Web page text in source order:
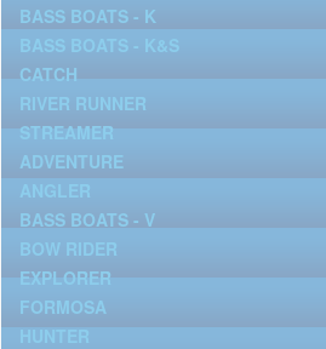
BASS BOATS - K
BASS BOATS - K&S
CATCH
RIVER RUNNER
STREAMER
ADVENTURE
ANGLER
BASS BOATS - V
BOW RIDER
EXPLORER
FORMOSA
HUNTER